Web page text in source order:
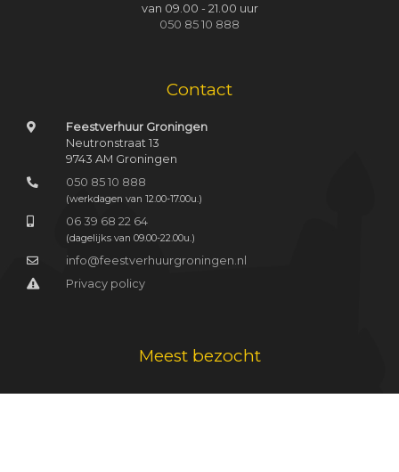
van 09.00 - 21.00 uur
050 85 10 888
Contact
Feestverhuur Groningen
Neutronstraat 13
9743 AM Groningen
050 85 10 888
(werkdagen van 12.00-17.00u.)
06 39 68 22 64
(dagelijks van 09.00-22.00u.)
info@feestverhuurgroningen.nl
Privacy policy
Meest bezocht